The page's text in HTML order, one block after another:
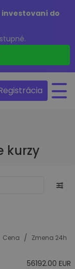
do
kurzy
Cena / Zmena 24h
56192.00 EUR